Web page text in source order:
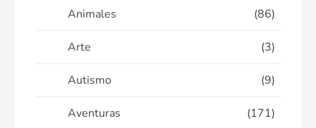
Animales (86)
Arte (3)
Autismo (9)
Aventuras (171)